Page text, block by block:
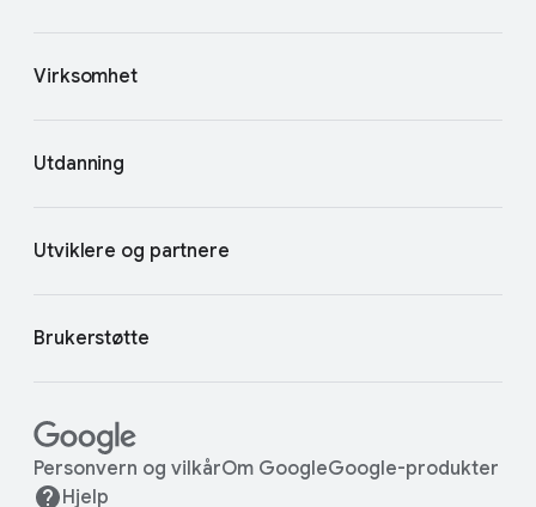
Virksomhet
Utdanning
Utviklere og partnere
Brukerstøtte
Personvern og vilkårOm GoogleGoogle-produkter
Hjelp